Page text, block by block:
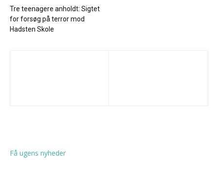
Tre teenagere anholdt: Sigtet
for forsøg på terror mod
Hadsten Skole
Få ugens nyheder